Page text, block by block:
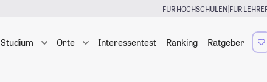
FÜR HOCHSCHULEN|FÜR
Studium Orte Interessentest Ranking Ratgeber